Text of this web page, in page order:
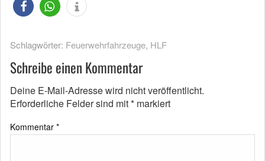
Schlagwörter: Feuerwehrfahrzeuge, HLF
Schreibe einen Kommentar
Deine E-Mail-Adresse wird nicht veröffentlicht.
Erforderliche Felder sind mit* markiert
Kommentar *